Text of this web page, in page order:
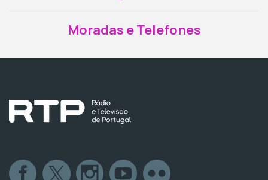
Moradas e Telefones